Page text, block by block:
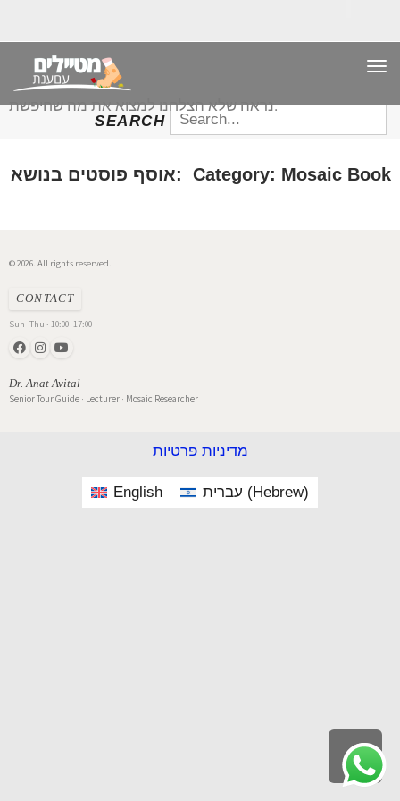
SEARCH SEARCH
FOR:
אוסף פוסטים בנושא: Category: Mosaic Book
נראה שלא הצלחנו למצוא את מה שחיפשת.
© 2026. All rights reserved.
CONTACT
Sun–Thu · 10:00–17:00
Dr. Anat Avital
Senior Tour Guide · Lecturer · Mosaic Researcher
Scroll
to
מדיניות פרטיות
English עברית (Hebrew)